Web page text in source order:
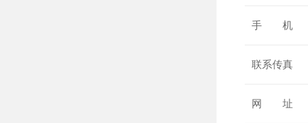
手 机
联系传真
网 址